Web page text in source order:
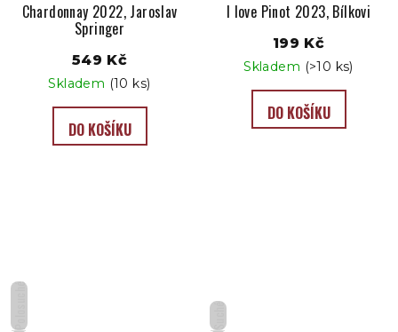
Chardonnay 2022, Jaroslav
Springer
549 Kč
Skladem (10 ks)
DO KOŠÍKU
I love Pinot 2023, Bílkovi
199 Kč
Skladem (>10 ks)
DO KOŠÍKU
Suché